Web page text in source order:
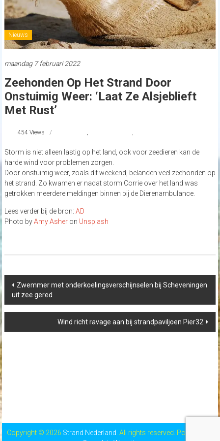
Nieuws
maandag 7 februari 2022
Zeehonden Op Het Strand Door
Onstuimig Weer: ‘Laat Ze Alsjeblieft
Met Rust’
454 Views , ,
Storm is niet alleen lastig op het land, ook voor zeedieren kan de
harde wind voor problemen zorgen.
Door onstuimig weer, zoals dit weekend, belanden veel zeehonden op
het strand. Zo kwamen er nadat storm Corrie over het land was
getrokken meerdere meldingen binnen bij de Dierenambulance.
Lees verder bij de bron: AD
Photo byAmy Asheron Unsplash
navigation
Zwemmer met onderkoelingsverschijnselen bij Scheveningen
uit zee gered
Wind richt ravage aan bij strandpaviljoen Pier32
Copyright © 2026 Strand Nederland. All rights reserved. Powered by